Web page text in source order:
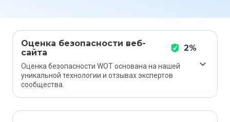
Оценка безопасности веб-
сайта
2%
Оценка безопасности WOT основана на нашей
уникальной технологии и отзывах экспертов
сообщества.